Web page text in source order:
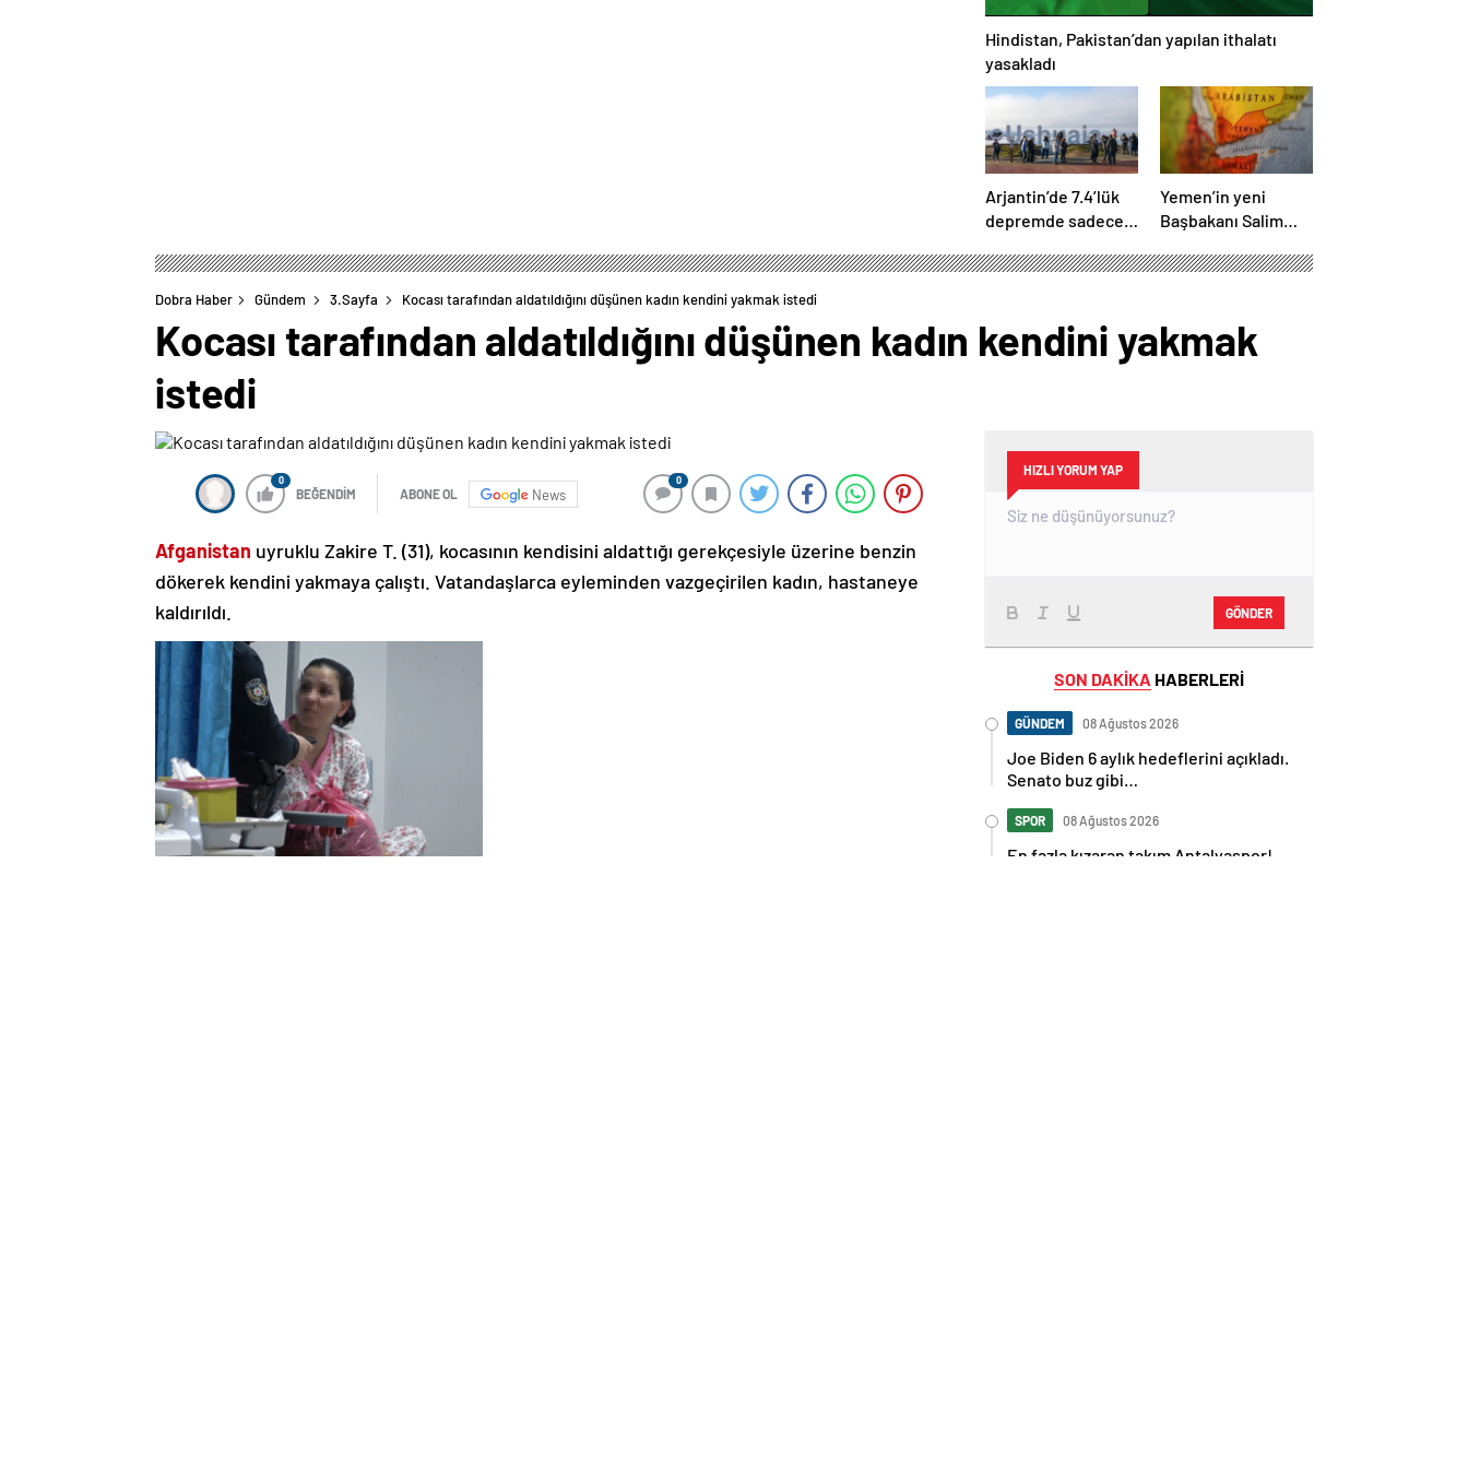
Hindistan, Pakistan’dan yapılan ithalatı
yasakladı
Arjantin’de 7.4’lük
depremde sadece
Yemen’in yeni
Başbakanı Salim
Dobra Haber Gündem 3.Sayfa Kocası tarafından aldatıldığını düşünen kadın kendini yakmak istedi
Kocası tarafından aldatıldığını düşünen kadın kendini yakmak
istedi
0
BEĞENDİM ABONE OL News
0
Afganistan uyruklu Zakire T. (31), kocasının kendisini aldattığı gerekçesiyle üzerine benzin
dökerek kendini yakmaya çalıştı. Vatandaşlarca eyleminden vazgeçirilen kadın, hastaneye
kaldırıldı.
HIZLI YORUM YAP
GÖNDER
SON DAKİKA HABERLERİ
GÜNDEM 08 Ağustos 2026
Joe Biden 6 aylık hedeflerini açıkladı.
Senato buz gibi…
SPOR 08 Ağustos 2026
En fazla kızaran takım Antalyaspor!